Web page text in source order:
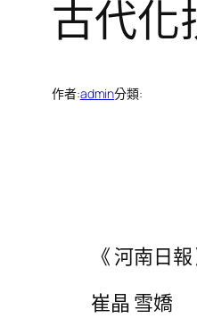
古代化
作者:admin分類:
《 河南日
崔晶 雪嬌